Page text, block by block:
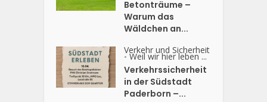
Betonträume –
Warum das
Wäldchen an...
Verkehr und Sicherheit
• Weil wir hier leben ...
Verkehrssicherheit
in der Südstadt
Paderborn –...